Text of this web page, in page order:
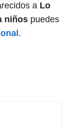
a Lo
niños puedes
.